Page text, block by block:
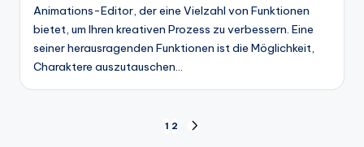
Animations-Editor, der eine Vielzahl von Funktionen
bietet, um Ihren kreativen Prozess zu verbessern. Eine
seiner herausragenden Funktionen ist die Möglichkeit,
Charaktere auszutauschen…
Seitennummerierung
1 2